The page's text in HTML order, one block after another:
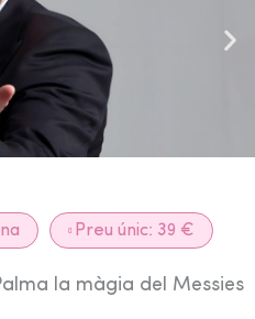
Preu únic: 39 €
la màgia del Messies